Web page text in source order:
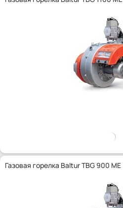
Газовая горелка Baltur TBG 900 ME